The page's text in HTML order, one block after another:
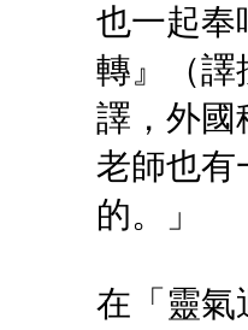
也一起奉
轉』（譯
譯，外國
老師也有
的。」
在「靈氣